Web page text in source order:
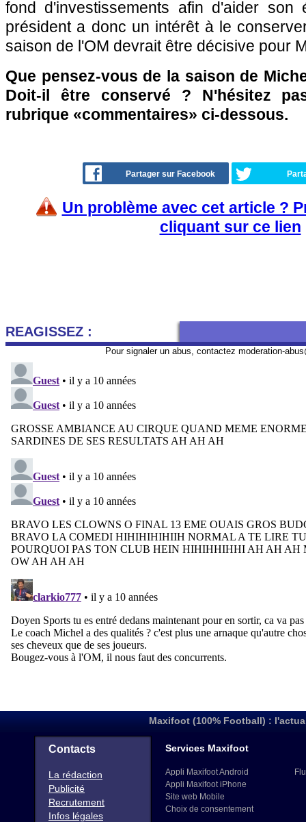
fond d'investissements afin d'aider son
président a donc un intérêt à le
saison de l'OM devrait être décisive pour
Que pensez-vous de la saison de
Doit-il être conservé ? N'hésitez
rubrique «commentaires» ci-dessous.
Partager sur Facebook
Un problème avec cet article ?
cliquant sur ce lien
REAGISSEZ :
Pour signaler un abus, contactez moderation-
Maxifoot (100% Football) :
Contacts
La rédaction
Publicité
Recrutement
Infos légales
Services Maxifoot
Appli Maxifoot Android
Appli Maxifoot iPhone
Site web Mobile
Choix de consentement